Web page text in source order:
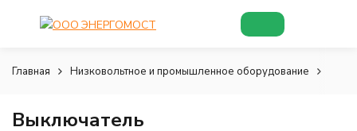
Главная Низковольтное и промышленное оборудование
Выключатель